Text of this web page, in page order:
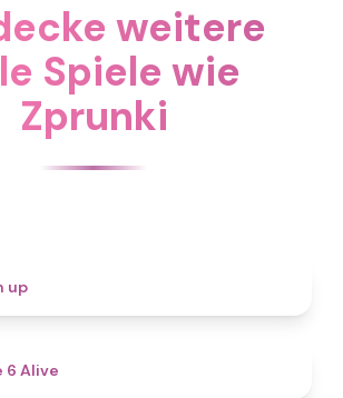
weitere
Spiele wie
Zprunki
up
6 Alive